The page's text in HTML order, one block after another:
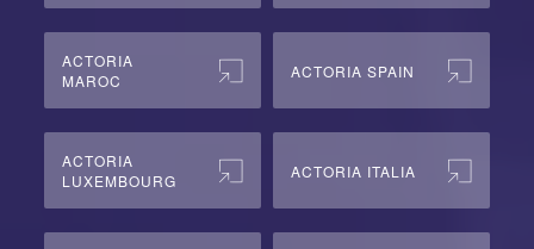
ACTORIA
MAROC
ACTORIA SPAIN
ACTORIA
LUXEMBOURG
ACTORIA ITALIA